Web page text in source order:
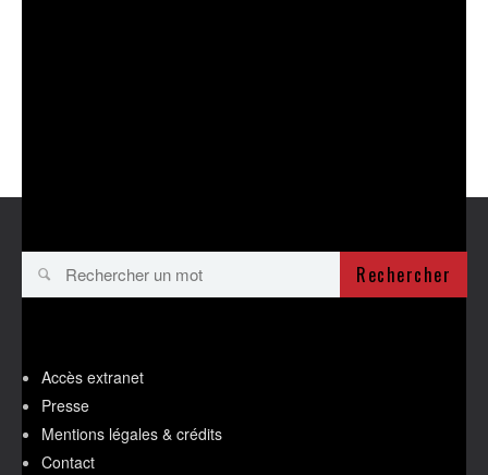
Rechercher
Accès extranet
Presse
Mentions légales & crédits
Contact